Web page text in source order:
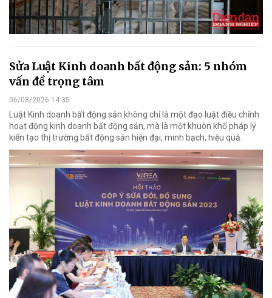
Sửa Luật Kinh doanh bất động sản: 5 nhóm
vấn đề trọng tâm
06/08/2026 14:35
Luật Kinh doanh bất động sản không chỉ là một đạo luật điều chỉnh
hoạt động kinh doanh bất động sản, mà là một khuôn khổ pháp lý
kiến tạo thị trường bất động sản hiện đại, minh bạch, hiệu quả.